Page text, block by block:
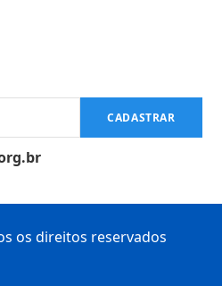
CADASTRAR
os direitos reservados